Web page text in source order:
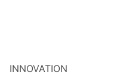
INNOVATION